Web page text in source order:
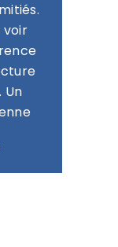
voir
Un